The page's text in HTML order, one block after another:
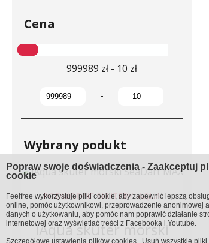
Cena
999989 zł - 10 zł
-
Wybrany podukt
PODWODNE SKUTERY IAQUA
iAqua skuter morski
Popraw swoje doświadczenia - Zaakceptuj
cookie
Feelfree wykorzystuje pliki cookie, aby zapewnić lepszą
online, pomóc użytkownikowi, przeprowadzenie anonimowej
danych o użytkowaniu, aby pomóc nam poprawić działanie
internetowej oraz wyświetlać treści z Facebooka i Youtube.
Szczegółowe ustawienia plików cookies Usuń wszystkie pliki